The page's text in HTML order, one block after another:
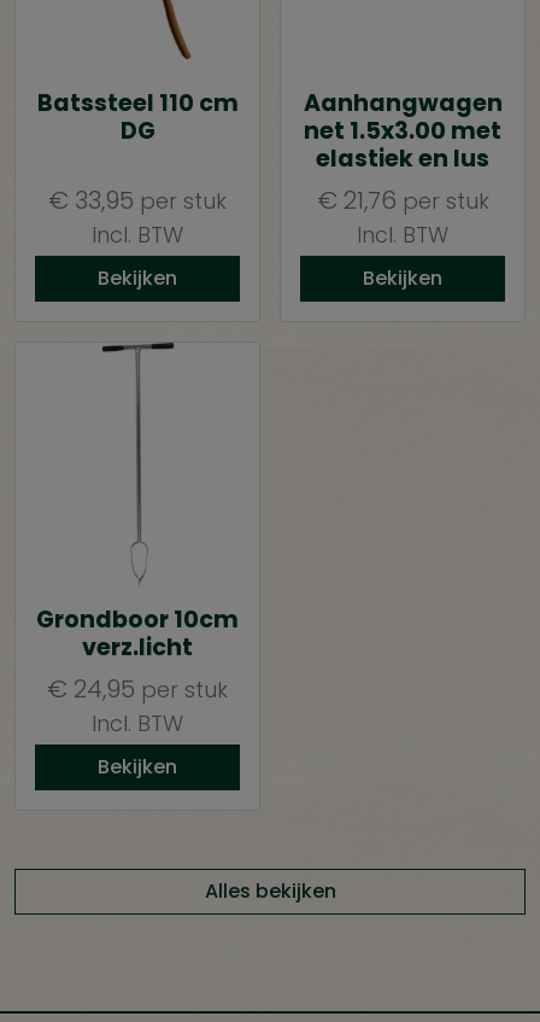
Batssteel 110 cm
DG
€ 33,95 per stuk
Incl. BTW
Bekijken
Aanhangwagen
net 1.5x3.00 met
elastiek en lus
€ 21,76 per stuk
Incl. BTW
Bekijken
Grondboor 10cm
verz.licht
€ 24,95 per stuk
Incl. BTW
Bekijken
Alles bekijken